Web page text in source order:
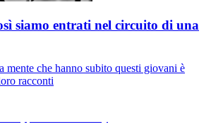
siamo entrati nel circuito di una
mente che hanno subito questi giovani è
racconti